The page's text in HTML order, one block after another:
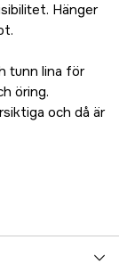
Hänger
tunn lina för
öring.
och då är